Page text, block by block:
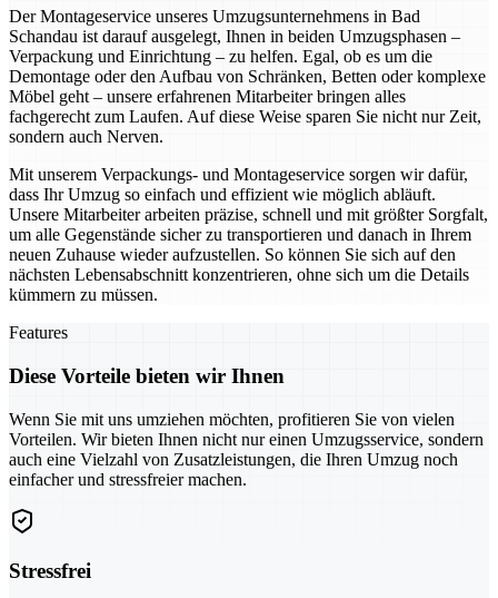
Der Montageservice unseres Umzugsunternehmens in Bad
Schandau ist darauf ausgelegt, Ihnen in beiden Umzugsphasen –
Verpackung und Einrichtung – zu helfen. Egal, ob es um die
Demontage oder den Aufbau von Schränken, Betten oder komplexe
Möbel geht – unsere erfahrenen Mitarbeiter bringen alles
fachgerecht zum Laufen. Auf diese Weise sparen Sie nicht nur Zeit,
sondern auch Nerven.
Mit unserem Verpackungs- und Montageservice sorgen wir dafür,
dass Ihr Umzug so einfach und effizient wie möglich abläuft.
Unsere Mitarbeiter arbeiten präzise, schnell und mit größter Sorgfalt,
um alle Gegenstände sicher zu transportieren und danach in Ihrem
neuen Zuhause wieder aufzustellen. So können Sie sich auf den
nächsten Lebensabschnitt konzentrieren, ohne sich um die Details
kümmern zu müssen.
Features
Diese Vorteile bieten wir Ihnen
Wenn Sie mit uns umziehen möchten, profitieren Sie von vielen
Vorteilen. Wir bieten Ihnen nicht nur einen Umzugsservice, sondern
auch eine Vielzahl von Zusatzleistungen, die Ihren Umzug noch
einfacher und stressfreier machen.
Stressfrei